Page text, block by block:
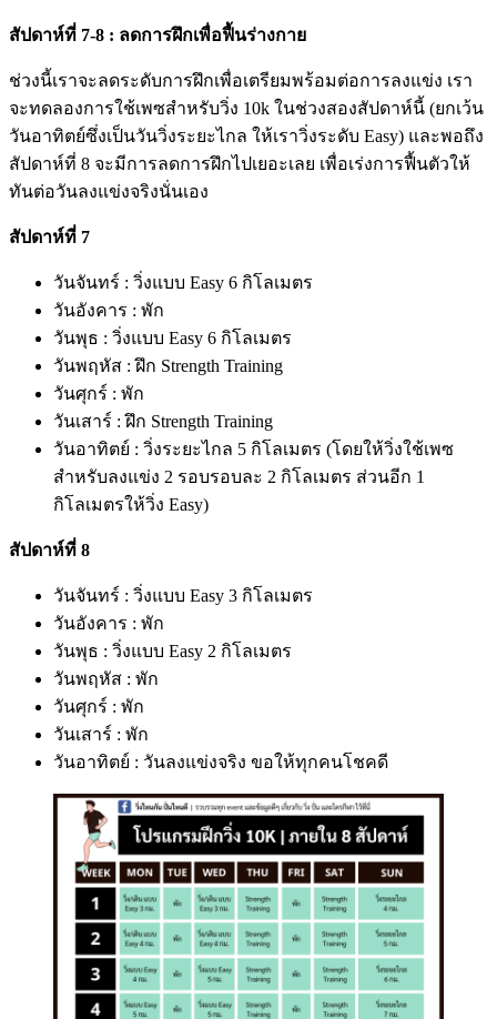
สัปดาห์ที่ 7-8 : ลดการฝึกเพื่อฟื้นร่างกาย
ช่วงนี้เราจะลดระดับการฝึกเพื่อเตรียมพร้อมต่อการลงแข่ง เรา
จะทดลองการใช้เพซสำหรับวิ่ง 10k ในช่วงสองสัปดาห์นี้ (ยกเว้น
วันอาทิตย์ซึ่งเป็นวันวิ่งระยะไกล ให้เราวิ่งระดับ Easy) และพอถึง
สัปดาห์ที่ 8 จะมีการลดการฝึกไปเยอะเลย เพื่อเร่งการฟื้นตัวให้
ทันต่อวันลงแข่งจริงนั่นเอง
สัปดาห์ที่ 7
วันจันทร์ : วิ่งแบบ Easy 6 กิโลเมตร
วันอังคาร : พัก
วันพุธ : วิ่งแบบ Easy 6 กิโลเมตร
วันพฤหัส : ฝึก Strength Training
วันศุกร์ : พัก
วันเสาร์ : ฝึก Strength Training
วันอาทิตย์ : วิ่งระยะไกล 5 กิโลเมตร (โดยให้วิ่งใช้เพซ
สำหรับลงแข่ง 2 รอบรอบละ 2 กิโลเมตร ส่วนอีก 1
กิโลเมตรให้วิ่ง Easy)
สัปดาห์ที่ 8
วันจันทร์ : วิ่งแบบ Easy 3 กิโลเมตร
วันอังคาร : พัก
วันพุธ : วิ่งแบบ Easy 2 กิโลเมตร
วันพฤหัส : พัก
วันศุกร์ : พัก
วันเสาร์ : พัก
วันอาทิตย์ : วันลงแข่งจริง ขอให้ทุกคนโชคดี